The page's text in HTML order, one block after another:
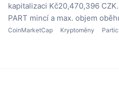
kapitalizaci Kč20,470,396 CZK.
PART mincí a max. objem
CoinMarketCap Kryptoměny Particl